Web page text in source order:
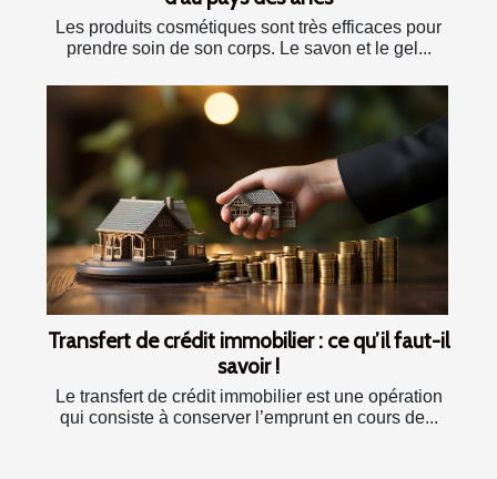
Les produits cosmétiques sont très efficaces pour
prendre soin de son corps. Le savon et le gel...
Transfert de crédit immobilier : ce qu’il faut-il
savoir !
Le transfert de crédit immobilier est une opération
qui consiste à conserver l’emprunt en cours de...